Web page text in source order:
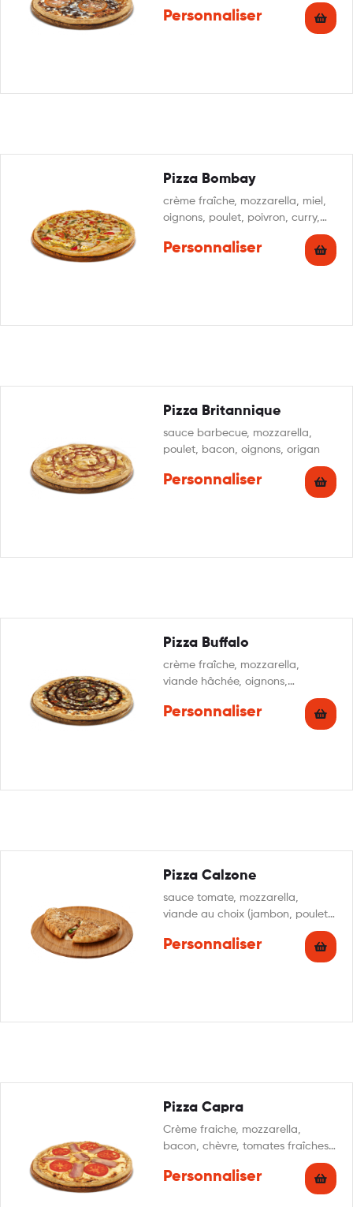
Personnaliser
Pizza Bombay
crème fraîche, mozzarella, miel,
oignons, poulet, poivron, curry,
Personnaliser
Pizza Britannique
sauce barbecue, mozzarella,
poulet, bacon, oignons, origan
Personnaliser
Pizza Buffalo
crème fraîche, mozzarella,
viande hâchée, oignons,
persillade
Personnaliser
Pizza Calzone
sauce tomate, mozzarella,
viande au choix (jambon, poulet,
thon), champignons, œuf, crème
fraîche, origan
Personnaliser
Pizza Capra
Crème fraiche, mozzarella,
bacon, chèvre, tomates fraîches,
Personnaliser